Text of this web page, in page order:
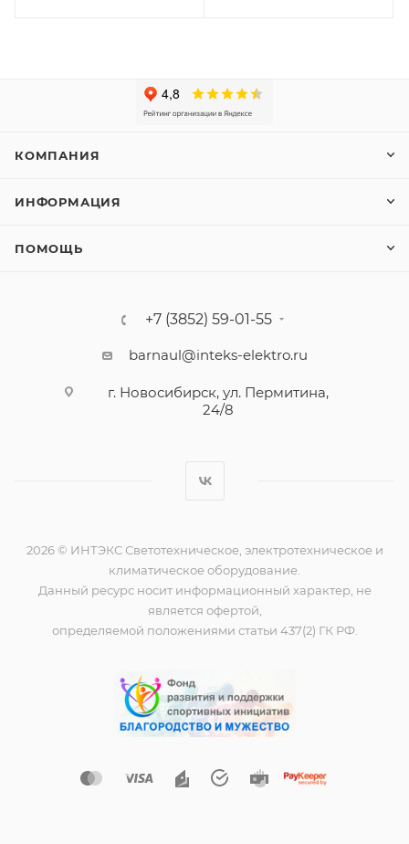
КОМПАНИЯ
ИНФОРМАЦИЯ
ПОМОЩЬ
+7 (3852) 59-01-55
barnaul@inteks-elektro.ru
г. Новосибирск, ул. Пермитина,
24/8
2026 © ИНТЭКС Светотехническое, электротехническое и
климатическое оборудование.
Данный ресурс носит информационный характер, не
является офертой,
определяемой положениями статьи 437(2) ГК РФ.